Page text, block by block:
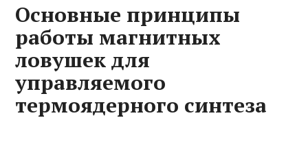
Основные принципы
работы магнитных
ловушек для
управляемого
термоядерного синтеза